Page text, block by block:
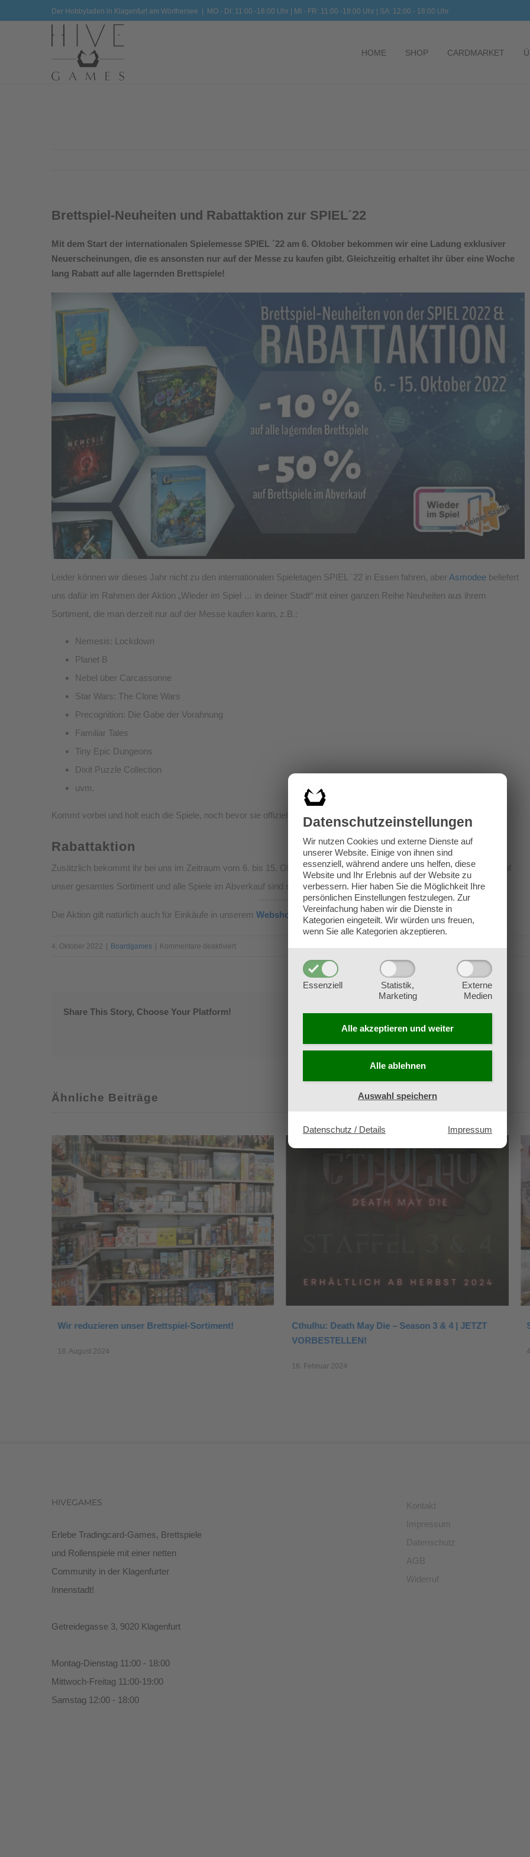
Datenschutz­einstellungen
Wir nutzen Cookies und externe Dienste auf
unserer Website. Einige von ihnen sind
essenziell, während andere uns helfen, diese
Website und Ihr Erlebnis auf der Website zu
verbessern. Hier haben Sie die Möglichkeit Ihre
persönlichen Einstellungen festzulegen. Zur
Vereinfachung haben wir die Dienste in
Kategorien eingeteilt. Wir würden uns freuen,
wenn Sie alle Kategorien akzeptieren.
Essenziell
Statistik,
Marketing
Externe
Medien
Alle akzeptieren und weiter
Alle ablehnen
Auswahl speichern
Datenschutz / Details Impressum
Der Hobbyladen in Klagenfurt am Wörthersee MO - DI: 11:00 -18:00 Uhr | MI - FR: 11:00 -19:00 Uhr | SA: 12:00 - 18:00 Uhr
HOME SHOP CARDMARKET
Brettspiel-Neuheiten und Rabattaktion zur SPIEL´22
Mit dem Start der internationalen Spielemesse SPIEL ´22 am 6. Oktober bekommen wir eine Ladung exklusiver
Neuerscheinungen, die es ansonsten nur auf der Messe zu kaufen gibt. Gleichzeitig erhaltet ihr über eine Woche
lang Rabatt auf alle lagernden Brettspiele!
Leider können wir dieses Jahr nicht zu den internationalen Spieletagen SPIEL ´22 in Essen fahren, aberAsmodee beliefert
uns dafür im Rahmen der Aktion „Wieder im Spiel … in deiner Stadt“ mit einer ganzen Reihe Neuheiten aus ihrem
Sortiment, die man derzeit nur auf der Messe kaufen kann, z.B.:
Nemesis: Lockdown
Planet B
Nebel über Carcassonne
Star Wars: The Clone Wars
Precognition: Die Gabe der Vorahnung
Familiar Tales
Tiny Epic Dungeons
Dixit Puzzle Collection
uvm.
Kommt vorbei und holt euch die Spiele, noch bevor sie offiziell im Handel erhältlich sind!
Rabattaktion
Zusätzlich bekommt ihr bei uns im Zeitraum vom 6. bis 15. Oktober einen Rabatt auf alle lagernden Brettspiele: 10% auf
unser gesamtes Sortiment und alle Spiele im Abverkauf sind sogar um 50 % ermäßigt!
Die Aktion gilt natürlich auch für Einkäufe in unserem Webshop
4. Oktober 2022 | Boardgames | Kommentare deaktiviertfür
Share This Story, Choose Your Platform!
Ähnliche Beiträge
Wir reduzieren unser Brettspiel-Sortiment!
18. August 2024
Cthulhu: Death May Die – Season 3 & 4 | JETZT
VORBESTELLEN!
16. Februar 2024
HIVEGAMES
Erlebe Tradingcard-Games, Brettspiele
und Rollenspiele mit einer netten
Community in der Klagenfurter
Innenstadt!
Getreidegasse 3, 9020 Klagenfurt
Montag-Dienstag 11:00 - 18:00
Mittwoch-Freitag 11:00-19:00
Samstag 12:00 - 18:00
Kontakt
Impressum
Datenschutz
AGB
Widerruf